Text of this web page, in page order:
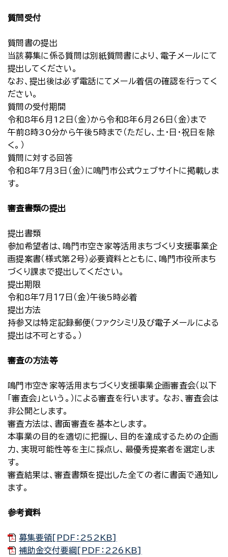
質問受付
質問書の提出
当該募集に係る質問は別紙質問書により、電子メールにて
提出してください。
なお、提出後は必ず電話にてメール着信の確認を行ってく
ださい。
質問の受付期間
令和8年6月12日（金）から令和8年6月26日（金）まで
午前8時30分から午後5時まで（ただし、土・日・祝日を除
く。）
質問に対する回答
令和8年７月3日（金）に鳴門市公式ウェブサイトに掲載しま
す。
審査書類の提出
提出書類
参加希望者は、鳴門市空き家等活用まちづくり支援事業企
画提案書（様式第２号）必要資料とともに、鳴門市役所まち
づくり課まで提出してください。
提出期限
令和8年７月１７日（金）午後5時必着
提出方法
持参又は特定記録郵便（ファクシミリ及び電子メールによる
提出は不可とする。）
審査の方法等
鳴門市空き家等活用まちづくり支援事業企画審査会（以下
「審査会」という。）による審査を行います。 なお、審査会は
非公開とします。
審査方法は、書面審査を基本とします。
本事業の目的を適切に把握し、目的を達成するための企画
力、実現可能性等を主に採点し、最優秀提案者を選定しま
す。
審査結果は、審査書類を提出した全ての者に書面で通知し
ます。
参考資料
募集要領[PDF：252KB]
補助金交付要綱[PDF：226KB]